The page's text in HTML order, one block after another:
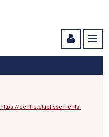
https://centre.etablissements-